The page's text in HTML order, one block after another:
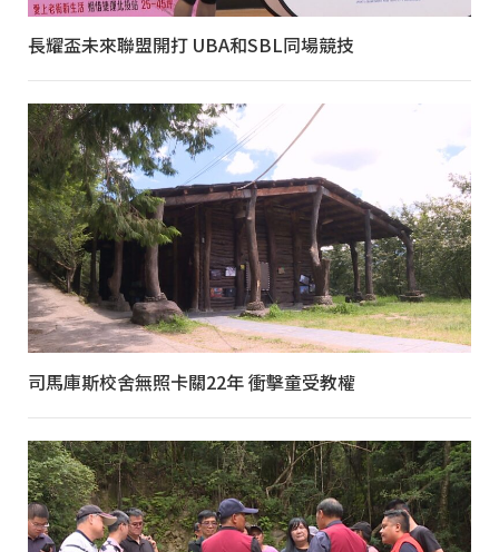
長耀盃未來聯盟開打 UBA和SBL同場競技
司馬庫斯校舍無照卡關22年 衝擊童受教權